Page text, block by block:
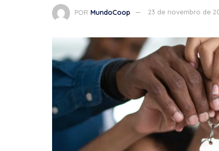
POR MundoCoop 23 de novembro de